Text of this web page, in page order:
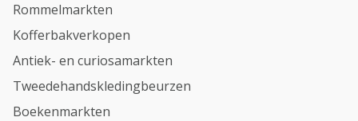
Rommelmarkten
Kofferbakverkopen
Antiek- en curiosamarkten
Tweedehandskledingbeurzen
Boekenmarkten